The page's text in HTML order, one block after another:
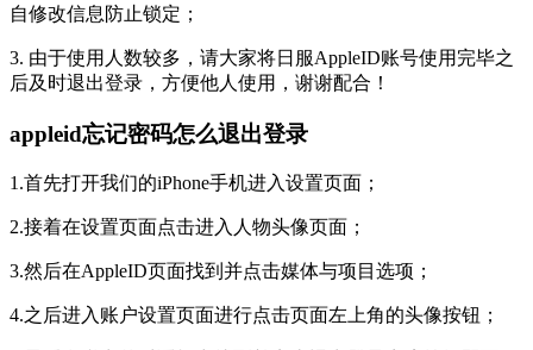
自修改信息防止锁定；
3. 由于使用人数较多，请大家将日服AppleID账号使用完毕之
后及时退出登录，方便他人使用，谢谢配合！
appleid忘记密码怎么退出登录
1.首先打开我们的iPhone手机进入设置页面；
2.接着在设置页面点击进入人物头像页面；
3.然后在AppleID页面找到并点击媒体与项目选项；
4.之后进入账户设置页面进行点击页面左上角的头像按钮；